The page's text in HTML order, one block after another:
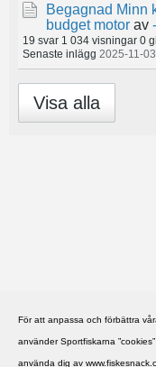
För att anpassa och förbättra
använder Sportfiskarna
använda dig av
Begagnad Minn
budget motor av
19 svar 1 034 visningar 0
Senaste inlägg 2025-11-
Visa alla